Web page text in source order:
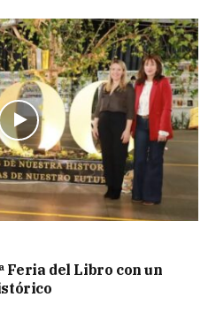
Feria del Libro con un